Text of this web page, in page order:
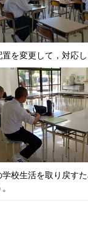
を変更して，対応
校生活を取り戻す